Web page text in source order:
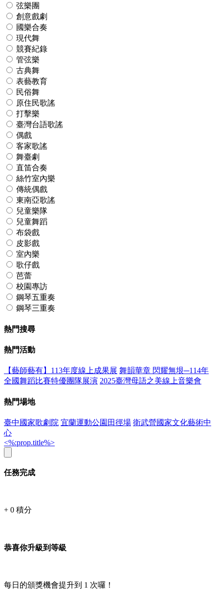
弦樂團
創意戲劇
國樂合奏
現代舞
競賽紀錄
管弦樂
古典舞
表藝教育
民俗舞
原住民歌謠
打擊樂
臺灣台語歌謠
偶戲
客家歌謠
舞臺劇
直笛合奏
絲竹室內樂
傳統偶戲
東南亞歌謠
兒童樂隊
兒童舞蹈
布袋戲
皮影戲
室內樂
歌仔戲
芭蕾
校園專訪
鋼琴五重奏
鋼琴三重奏
熱門搜尋
熱門活動
【藝師藝有】113年度線上成果展 舞韻華章 閃耀無垠─114年
全國舞蹈比賽特優團隊展演 2025臺灣母語之美線上音樂會
熱門場地
臺中國家歌劇院 宜蘭運動公園田徑場 衛武營國家文化藝術中
心
<%:prop.title%>
任務完成
+ 0 積分
恭喜你升級到等級
每日的頒獎機會提升到 1 次囉！